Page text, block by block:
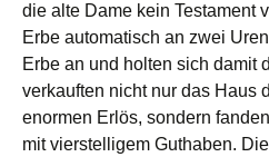
die alte Dame kein Testament
Erbe automatisch an zwei
Erbe an und holten sich damit
verkauften nicht nur das Haus
enormen Erlös, sondern
mit vierstelligem Guthaben.